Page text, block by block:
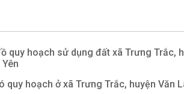
quy hoạch sử dụng đất xã Trưng Trắc,
quy hoạch ở xã Trưng Trắc, huyện Văn